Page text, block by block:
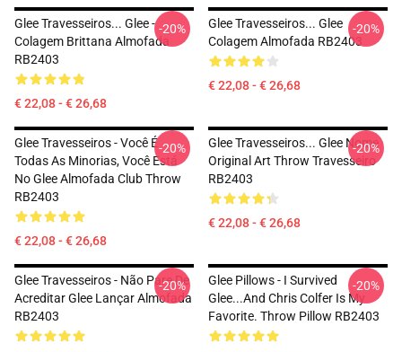
Glee Travesseiros... Glee -
Colagem Brittana Almofada
RB2403
€ 22,08 - € 26,68
-20%
Glee Travesseiros... Glee
Colagem Almofada RB2403
€ 22,08 - € 26,68
-20%
Glee Travesseiros - Você É
Todas As Minorias, Você Está
No Glee Almofada Club Throw
RB2403
€ 22,08 - € 26,68
-20%
Glee Travesseiros... Glee Nome
Original Art Throw Travesseiro
RB2403
€ 22,08 - € 26,68
-20%
Glee Travesseiros - Não Pare De
Acreditar Glee Lançar Almofada
RB2403
-20%
Glee Pillows - I Survived
Glee...and Chris Colfer Is My
Favorite. Throw Pillow RB2403
-20%